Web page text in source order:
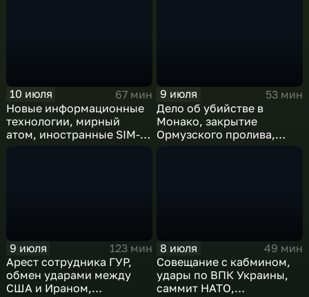
10 июля
67 мин
Новые информационные
технологии, мирный
атом, иностранные SIM-
9 июля
53 мин
Дело об убийстве в
Монако, закрытие
Ормузского пролива,
9 июля
123 мин
Арест сотрудника ГУР,
обмен ударами между
США и Ираном,
8 июля
49 мин
Совещание с кабмином,
удары по ВПК Украины,
саммит НАТО,